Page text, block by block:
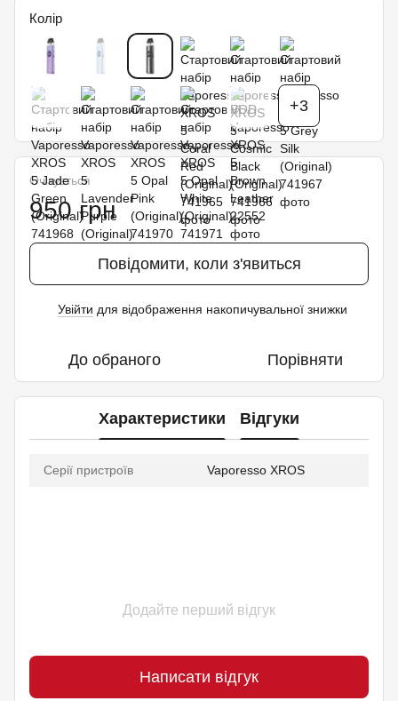
Колір
+3
Очікується
950 грн
Повідомити, коли з'явиться
Увійти для відображення накопичувальної знижки
До обраного Порівняти
Характеристики Відгуки
Серії пристроїв Vaporesso XROS
Додайте перший відгук
Написати відгук